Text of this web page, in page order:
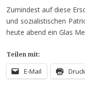
Zumindest auf diese
und sozialistischen
heute abend ein Glas
Teilen mit:
E-Mail